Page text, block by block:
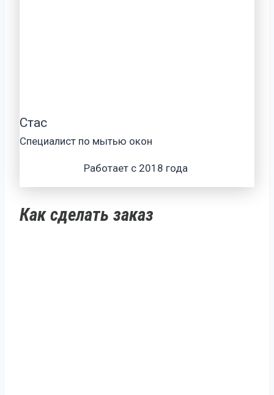
Стас
Специалист по мытью окон
Работает с 2018 года
Как сделать заказ